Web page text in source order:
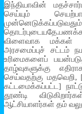
இந்தியாவின்
செய்யும்
விளைவாக மக்கள்
அரசமைப்புச் சட்டம்
உரிமைகளைப்
தாழ்வுகளுக்கு
செய்வதற்கு மதவெறி,
கட்டமைக்கப்பட்ட]
தூண்டி
ஆட்சியாளர்கள் தம்